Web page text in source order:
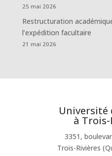
25 mai 2026
Restructuration
l’expédition facultaire
21 mai 2026
Université
à
3351,
Trois-Rivières